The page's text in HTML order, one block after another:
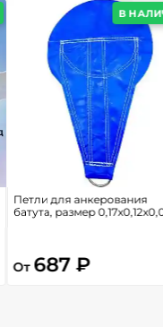
В
Петли для анкерования
батута, размер
От 687 ₽